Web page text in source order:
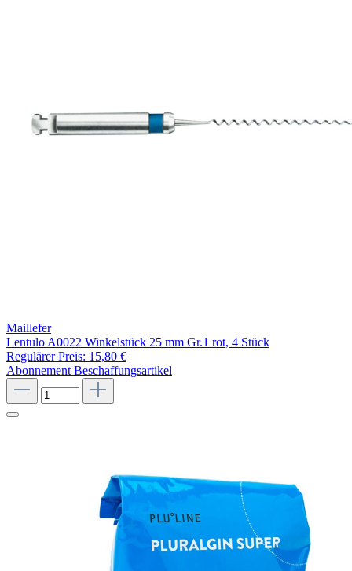
Maillefer
Lentulo A0022 Winkelstück 25 mm Gr.1 rot, 4 Stück
Regulärer Preis: 15,80 €
Abonnement Beschaffungsartikel